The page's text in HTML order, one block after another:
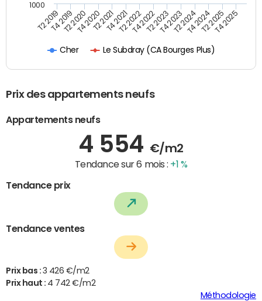
Cher Le Subdray (CA Bourges Plus)
T2 2019T4 2019T2 2020T4 2020T2 2021T4 2021T2 2022T4 2022T2 2023T4 2023T2 2024T4 2024T2 2025T4 2025
1000
Prix des appartements neufs
Appartements neufs
4 554 €/m2
Tendance sur 6 mois : +1 %
Tendance prix
Tendance ventes
Prix bas : 3 426 €/m2
Prix haut : 4 742 €/m2
Méthodologie